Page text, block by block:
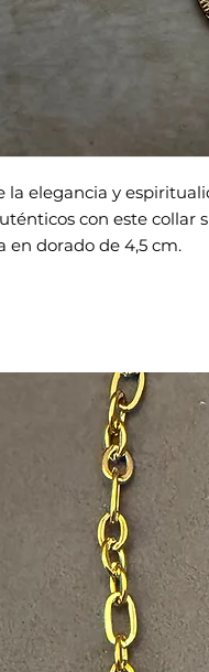
la elegancia y
con este collar
en dorado de 4,5 cm.